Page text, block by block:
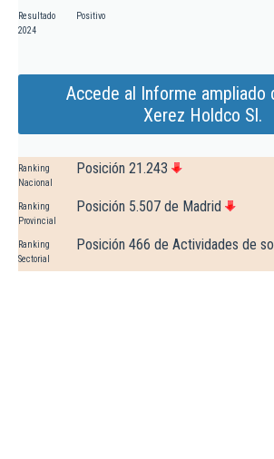
Resultado
2024
Positivo
Accede al Informe ampliado
Xerez Holdco Sl.
Ranking
Nacional
Posición 21.243
Ranking
Provincial
Posición 5.507 de Madrid
Ranking
Sectorial
Posición 466 de Actividades de